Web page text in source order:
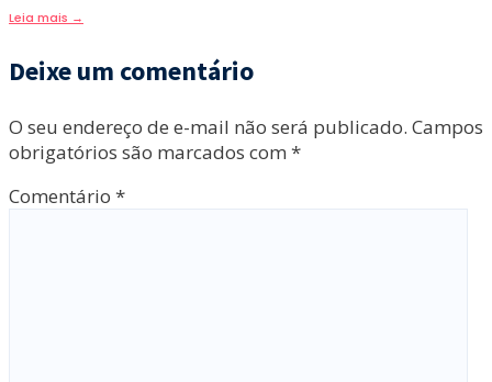
Leia mais →
Deixe um comentário
O seu endereço de e-mail não será publicado. Campos
obrigatórios são marcados com *
Comentário *